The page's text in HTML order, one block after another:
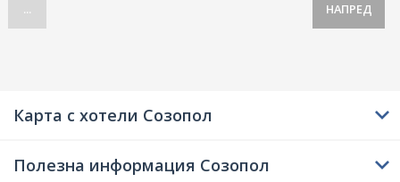
... НАПРЕД
Карта с хотели Созопол
Полезна информация Созопол